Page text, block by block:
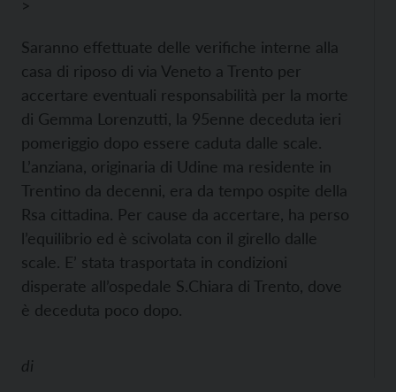
>
Saranno effettuate delle verifiche interne alla
casa di riposo di via Veneto a Trento per
accertare eventuali responsabilità per la morte
di Gemma Lorenzutti, la 95enne deceduta ieri
pomeriggio dopo essere caduta dalle scale.
L’anziana, originaria di Udine ma residente in
Trentino da decenni, era da tempo ospite della
Rsa cittadina. Per cause da accertare, ha perso
l’equilibrio ed è scivolata con il girello dalle
scale. E’ stata trasportata in condizioni
disperate all’ospedale S.Chiara di Trento, dove
è deceduta poco dopo.
di